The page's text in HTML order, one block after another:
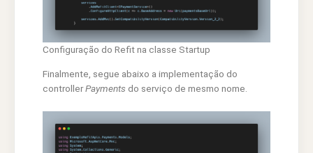
Configuração do Refit na classe Startup
Finalmente, segue abaixo a implementação do
controllerPayments do serviço de mesmo nome.